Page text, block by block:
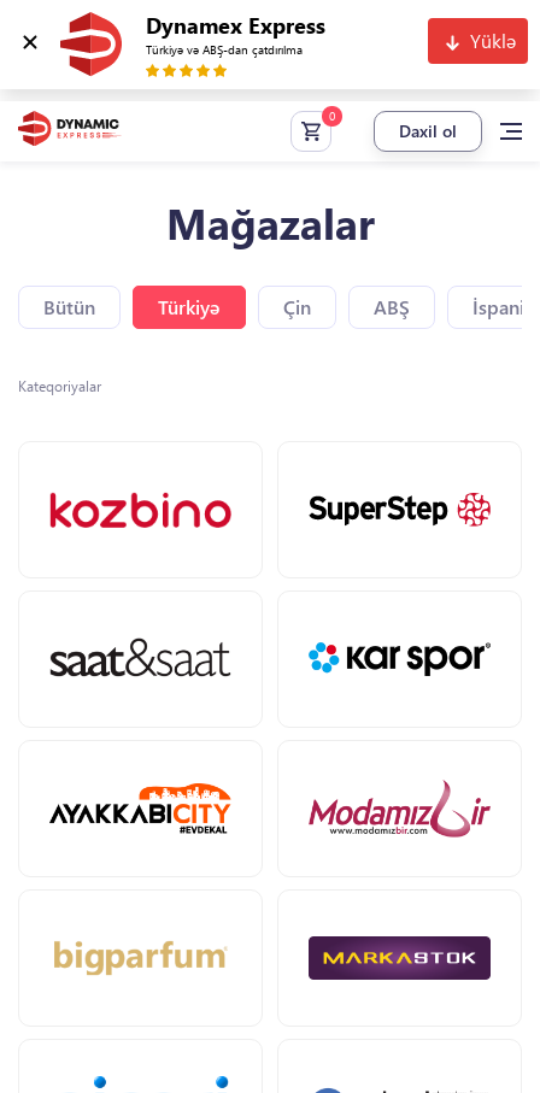
Dynamex Express
Türkiyə və ABŞ-dan çatdırılma Yüklə
Daxil ol
Mağazalar
Bütün Türkiyə Çin ABŞ
Kateqoriyalar